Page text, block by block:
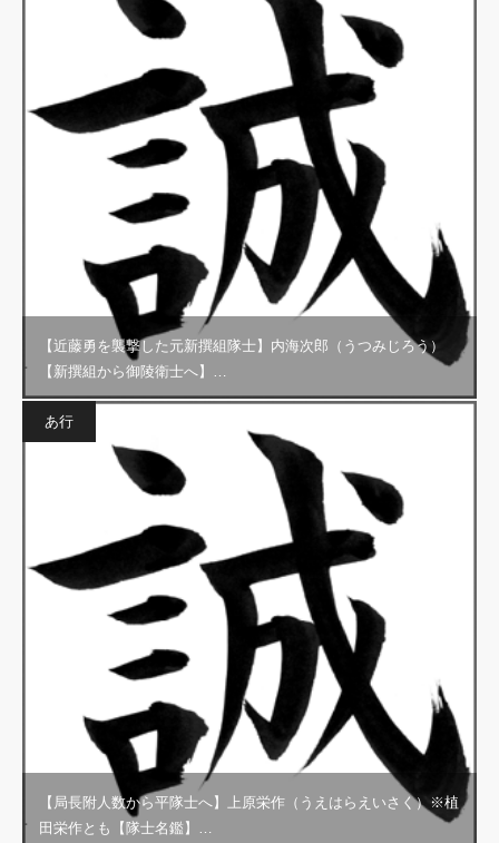
【近藤勇を襲撃した元新撰組隊士】内海次郎（うつみじろう）
【新撰組から御陵衛士へ】…
あ行
【局長附人数から平隊士へ】上原栄作（うえはらえいさく）※植
田栄作とも【隊士名鑑】…